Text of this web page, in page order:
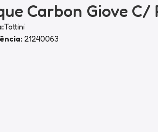
Carbon Giove C/
Tattini
21240063